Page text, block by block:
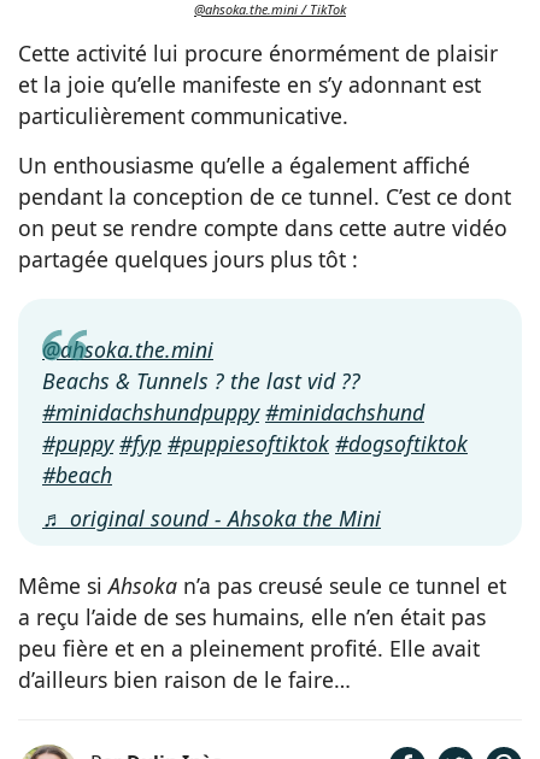
@ahsoka.the.mini / TikTok
Cette activité lui procure énormément de plaisir
et la joie qu’elle manifeste en s’y adonnant est
particulièrement communicative.
Un enthousiasme qu’elle a également affiché
pendant la conception de ce tunnel. C’est ce dont
on peut se rendre compte dans cette autre vidéo
partagée quelques jours plus tôt :
@ahsoka.the.mini
Beachs & Tunnels ? the last vid ??
#minidachshundpuppy #minidachshund
#puppy #fyp #puppiesoftiktok #dogsoftiktok
#beach
♬ original sound - Ahsoka the Mini
Même siAhsoka n’a pas creusé seule ce tunnel et
a reçu l’aide de ses humains, elle n’en était pas
peu fière et en a pleinement profité. Elle avait
d’ailleurs bien raison de le faire…